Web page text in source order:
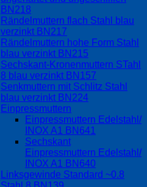
BN218
Rändelmuttern flach Stahl blau
verzinkt BN217
Rändelmuttern hohe Form Stahl
blau verzinkt BN215
Sechskant-Kronenmuttern STahl
8 blau verzinkt BN157
Senkmuttern mit Schlitz Stahl
blau verzinkt BN224
Einpressmuttern
Einpressmuttern Edelstahl/
INOX A1 BN641
Sechskant
Einpressmuttern Edelstahl/
INOX A1 BN640
Linksgewinde Standard ~0.8